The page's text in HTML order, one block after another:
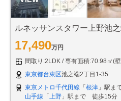
ルネッサンスタワー上野池
17,490万円
間取り:2LDK
専有面積:70.98㎡(
東京都台東区池之端2丁目1-35
東京メトロ千代田線 「 根津 」駅ま
山手線 「 上野 」駅まで 徒歩15分